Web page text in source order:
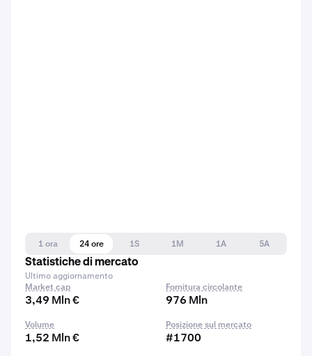
1 ora 24 ore 1S 1M 1A
5A
Statistiche di mercato
Ultimo aggiornamento
Market cap
3,49 Mln €
Fornitura circolante
976 Mln
Volume
1,52 Mln €
Posizione sul mercato
#1700